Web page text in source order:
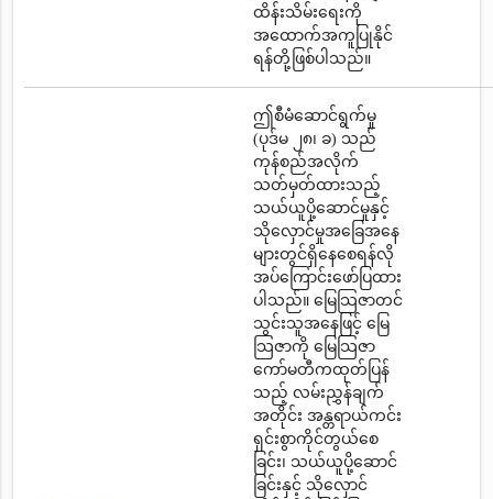
ထိန်းသိမ်းရေးကို
အထောက်အကူပြုနိုင်
ရန်တို့ဖြစ်ပါသည်။
ဤစီမံဆောင်ရွက်မှု
(ပုဒ်မ ၂၈၊ ခ) သည်
ကုန်စည်အလိုက်
သတ်မှတ်ထားသည့်
သယ်ယူပို့ဆောင်မှုနှင့်
သိုလှောင်မှုအခြေအနေ
များတွင်ရှိနေစေရန်လို
အပ်ကြောင်းဖော်ပြထား
ပါသည်။ မြေသြဇာတင်
သွင်းသူအနေဖြင့် မြေ
သြဇာကို မြေသြဇာ
ကော်မတီကထုတ်ပြန်
သည့် လမ်းညွှန်ချက်
အတိုင်း အန္တရာယ်ကင်း
ရှင်းစွာကိုင်တွယ်စေ
ခြင်း၊ သယ်ယူပို့ဆောင်
ခြင်းနှင့် သိုလှောင်